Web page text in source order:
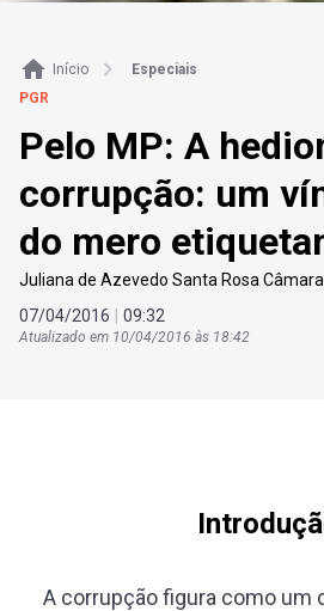
Início
Especiais
PGR
Pelo MP: A
corrupção: um
do mero
Juliana de Azevedo Santa Rosa Câmara
07/04/2016 09:32
Atualizado em 10/04/2016 às 18:42
A corrupção figura como um